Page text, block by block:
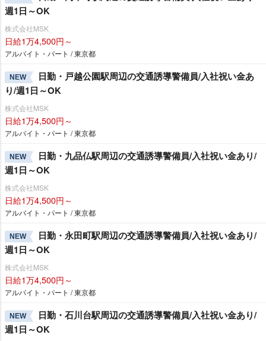
週1日～OK
株式会社MSK
日給1万4,500円～
アルバイト・パート / 東京都
NEW
日勤・戸越公園駅周辺の交通誘導警備員/入社祝い金あ
り/週1日～OK
株式会社MSK
日給1万4,500円～
アルバイト・パート / 東京都
NEW
日勤・九品仏駅周辺の交通誘導警備員/入社祝い金あり/
週1日～OK
株式会社MSK
日給1万4,500円～
アルバイト・パート / 東京都
NEW
日勤・永田町駅周辺の交通誘導警備員/入社祝い金あり/
週1日～OK
株式会社MSK
日給1万4,500円～
アルバイト・パート / 東京都
NEW
日勤・石川台駅周辺の交通誘導警備員/入社祝い金あり/
週1日～OK